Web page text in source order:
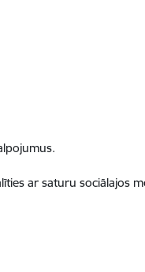
ar saturu sociālajos